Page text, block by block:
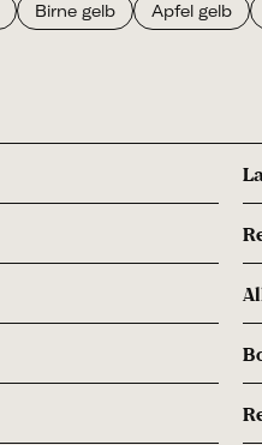
Birne gelb Apfel gelb